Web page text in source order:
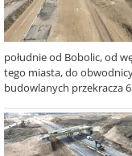
południe od Bobolic, od
tego miasta, do
budowlanych przekracza